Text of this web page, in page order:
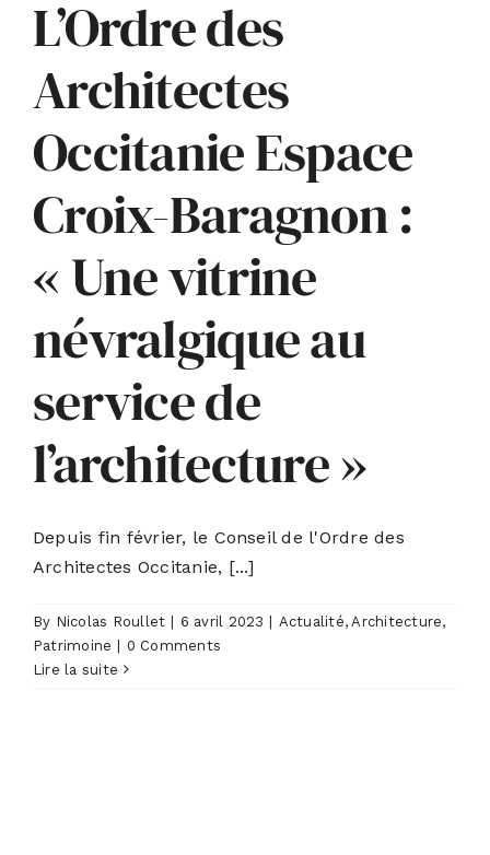
L’Ordre des
Architectes
Occitanie Espace
Croix-Baragnon :
« Une vitrine
névralgique au
service de
l’architecture »
Depuis fin février, le Conseil de l'Ordre des
Architectes Occitanie, [...]
By Nicolas Roullet 6 avril 2023 Actualité,Architecture,
Patrimoine
0 Comments
Lire la suite
ACTUALITÉS
CONTACT